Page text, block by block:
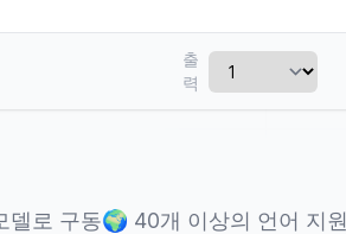
출
력
델로 구동🌍 40개 이상의 언어 지원